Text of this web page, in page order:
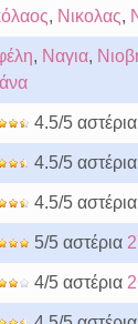
, Νικολας,
, Ναγια,
4.5/5 αστέρια
4.5/5 αστέρια
4.5/5 αστέρια
5/5 αστέρια
4/5 αστέρια